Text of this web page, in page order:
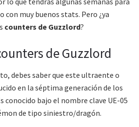
con muy buenos stats. Pero ¿ya
counters de Guzzlord?
de Guzzlord
debes saber que este ultraente o
en la séptima generación de los
conocido bajo el nombre clave UE-05
de tipo siniestro/dragón.